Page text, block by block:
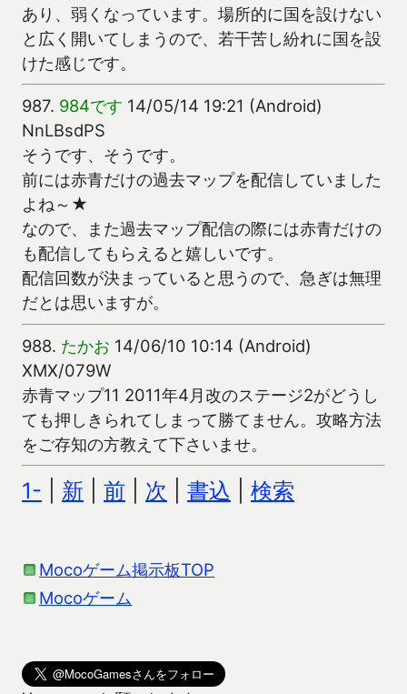
あり、弱くなっています。場所的に国を設けない
と広く開いてしまうので、若干苦し紛れに国を設
けた感じです。
987. 984です 14/05/14 19:21 (Android)
NnLBsdPS
そうです、そうです。
前には赤青だけの過去マップを配信していました
よね～★
なので、また過去マップ配信の際には赤青だけの
も配信してもらえると嬉しいです。
配信回数が決まっていると思うので、急ぎは無理
だとは思いますが。
988. たかお 14/06/10 10:14 (Android)
XMX/079W
赤青マップ11 2011年4月改のステージ2がどうし
ても押しきられてしまって勝てません。攻略方法
をご存知の方教えて下さいませ。
1- 新 前 次 書込 検索
Mocoゲーム掲示板TOP
Mocoゲーム